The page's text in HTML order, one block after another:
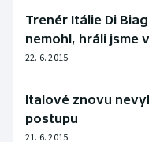
Stolní tenis
Triatlon
Vodní slalom
Trenér Itálie Di
nemohl, hráli jsme
22. 6. 2015
Italové znovu
postupu
21. 6. 2015